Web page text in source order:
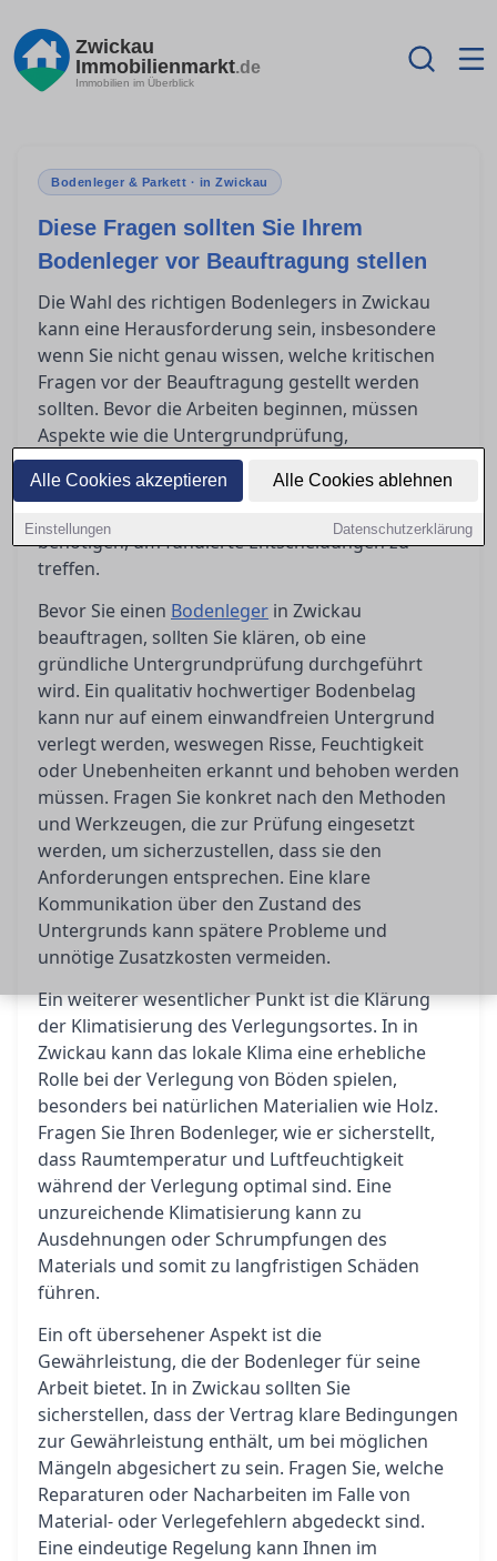
Alle Cookies akzeptieren Alle Cookies ablehnen
Einstellungen Datenschutzerklärung
Zwickau
Immobilienmarkt.de
Immobilien im Überblick
Bodenleger & Parkett · in Zwickau
Diese Fragen sollten Sie Ihrem
Bodenleger vor Beauftragung stellen
Die Wahl des richtigen Bodenlegers in Zwickau
kann eine Herausforderung sein, insbesondere
wenn Sie nicht genau wissen, welche kritischen
Fragen vor der Beauftragung gestellt werden
sollten. Bevor die Arbeiten beginnen, müssen
Aspekte wie die Untergrundprüfung,
Klimatisierung und Gewährleistung geklärt sein,
um unerwartete Probleme zu vermeiden. Dieser
benötigen, um fundierte Entscheidungen zu
treffen.
Bevor Sie einen Bodenleger in Zwickau
beauftragen, sollten Sie klären, ob eine
gründliche Untergrundprüfung durchgeführt
wird. Ein qualitativ hochwertiger Bodenbelag
kann nur auf einem einwandfreien Untergrund
verlegt werden, weswegen Risse, Feuchtigkeit
oder Unebenheiten erkannt und behoben werden
müssen. Fragen Sie konkret nach den Methoden
und Werkzeugen, die zur Prüfung eingesetzt
werden, um sicherzustellen, dass sie den
Anforderungen entsprechen. Eine klare
Kommunikation über den Zustand des
Untergrunds kann spätere Probleme und
unnötige Zusatzkosten vermeiden.
Ein weiterer wesentlicher Punkt ist die Klärung
der Klimatisierung des Verlegungsortes. In in
Zwickau kann das lokale Klima eine erhebliche
Rolle bei der Verlegung von Böden spielen,
besonders bei natürlichen Materialien wie Holz.
Fragen Sie Ihren Bodenleger, wie er sicherstellt,
dass Raumtemperatur und Luftfeuchtigkeit
während der Verlegung optimal sind. Eine
unzureichende Klimatisierung kann zu
Ausdehnungen oder Schrumpfungen des
Materials und somit zu langfristigen Schäden
führen.
Ein oft übersehener Aspekt ist die
Gewährleistung, die der Bodenleger für seine
Arbeit bietet. In in Zwickau sollten Sie
sicherstellen, dass der Vertrag klare Bedingungen
zur Gewährleistung enthält, um bei möglichen
Mängeln abgesichert zu sein. Fragen Sie, welche
Reparaturen oder Nacharbeiten im Falle von
Material- oder Verlegefehlern abgedeckt sind.
Eine eindeutige Regelung kann Ihnen im